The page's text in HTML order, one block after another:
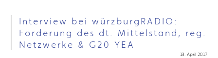
Interview bei würzburgRADIO:
Förderung des dt. Mittelstand, reg.
Netzwerke & G20 YEA
13. April 2017